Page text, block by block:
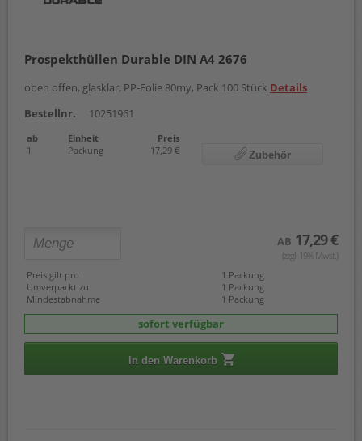
Prospekthüllen Durable DIN A4 2676
oben offen, glasklar, PP-Folie 80my, Pack 100 Stück Details
Bestellnr.
10251961
ab Einheit
Preis
1
Packung 17,29 € Zubehör
AB 17,29 €
(zzgl. 19% Mwst.)
Preis gilt pro
1 Packung
Umverpackt zu
1 Packung
Mindestabnahme
1 Packung
sofort verfügbar
In den Warenkorb